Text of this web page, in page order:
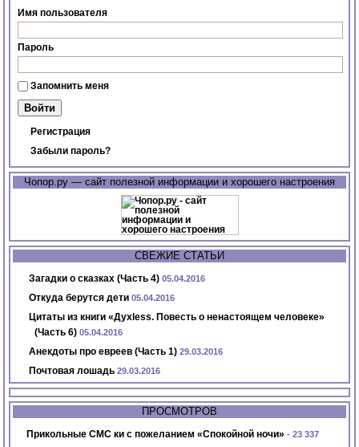
Имя пользователя
Пароль
Запомнить меня
Регистрация
Забыли пароль?
Чопор.ру — сайт полезной информации и хорошего настроения
СВЕЖИЕ СТАТЬИ
Загадки о сказках (Часть 4) 05.04.2016
Откуда берутся дети 05.04.2016
Цитаты из книги «Духless. Повесть о ненастоящем человеке»
(Часть 6) 05.04.2016
Анекдоты про евреев (Часть 1) 29.03.2016
Почтовая лошадь 29.03.2016
ПРОСМОТРОВ
Прикольные СМС ки с пожеланием «Спокойной ночи» - 23 337